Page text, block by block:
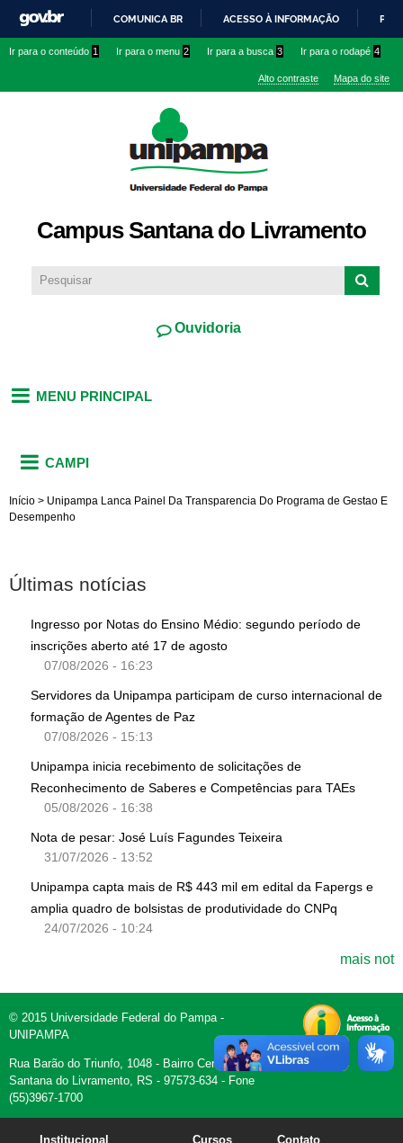
conteúdo
IR
O
COMUNICA BR ACESSO À INFORMAÇÃO
Ir para o conteúdo 1 Ir para o menu 2 Ir para a busca 3 Ir para o rodapé 4
Alto contraste Mapa do site
Campus Santana do Livramento
Ouvidoria
MENU PRINCIPAL
CAMPI
Início > Unipampa Lanca Painel Da Transparencia Do Programa de Gestao E
Desempenho
Últimas notícias
Ingresso por Notas do Ensino Médio: segundo período de
inscrições aberto até 17 de agosto
07/08/2026 - 16:23
Servidores da Unipampa participam de curso internacional de
formação de Agentes de Paz
07/08/2026 - 15:13
Unipampa inicia recebimento de solicitações de
Reconhecimento de Saberes e Competências para TAEs
05/08/2026 - 16:38
Nota de pesar: José Luís Fagundes Teixeira
31/07/2026 - 13:52
Unipampa capta mais de R$ 443 mil em edital da Fapergs e
amplia quadro de bolsistas de produtividade do CNPq
24/07/2026 - 10:24
mais not
© 2015 Universidade Federal do Pampa -
UNIPAMPA
Rua Barão do Triunfo, 1048 - Bairro Centro -
Santana do Livramento, RS - 97573-634 - Fone
(55)3967-1700
Institucional Cursos Contato